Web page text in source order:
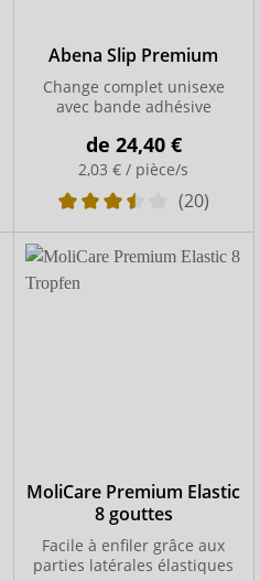
Abena Slip Premium
Change complet unisexe
avec bande adhésive
de 24,40 €
2,03 € / pièce/s
(20)
MoliCare Premium Elastic
8 gouttes
Facile à enfiler grâce aux
parties latérales élastiques